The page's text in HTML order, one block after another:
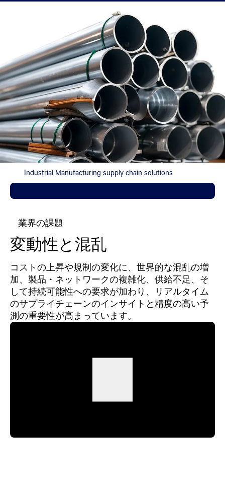
Industrial Manufacturing supply chain solutions
業界の課題
変動性と混乱
コストの上昇や規制の変化に、世界的な混乱の増
加、製品・ネットワークの複雑化、供給不足、そ
して持続可能性への要求が加わり、リアルタイム
のサプライチェーンのインサイトと精度の高い予
測の重要性が高まっています。